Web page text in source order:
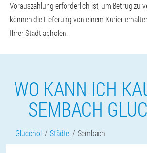
Vorauszahlung erforderlich ist, um Betrug zu
können die Lieferung von einem Kurier
Ihrer Stadt abholen.
WO KANN ICH
SEMBACH
Gluconol Städte Sembach